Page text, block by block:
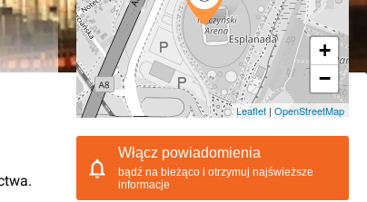
+
−
Leaflet | OpenStreetMap
Włącz powiadomienia
bądź na bieżąco i otrzymuj najświeższe
informacje